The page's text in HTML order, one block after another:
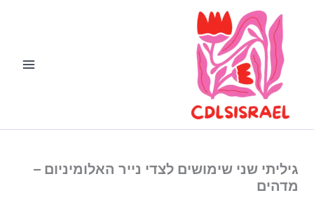
גיליתי שני שימושים לצדי נייר האלומיניום –
מדהים